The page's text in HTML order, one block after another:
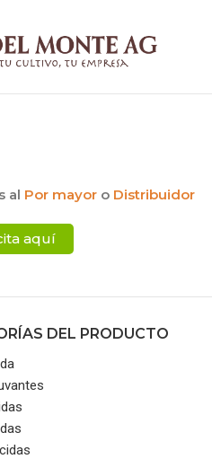
al Por mayor o Distribuidor
aquí
DEL PRODUCTO